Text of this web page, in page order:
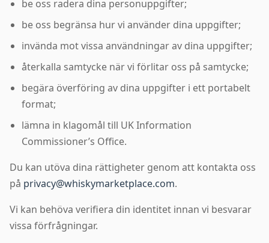
be oss radera dina personuppgifter;
be oss begränsa hur vi använder dina uppgifter;
invända mot vissa användningar av dina uppgifter;
återkalla samtycke när vi förlitar oss på samtycke;
begära överföring av dina uppgifter i ett portabelt
format;
lämna in klagomål till UK Information
Commissioner’s Office.
Du kan utöva dina rättigheter genom att kontakta oss
på privacy@whiskymarketplace.com.
Vi kan behöva verifiera din identitet innan vi besvarar
vissa förfrågningar.